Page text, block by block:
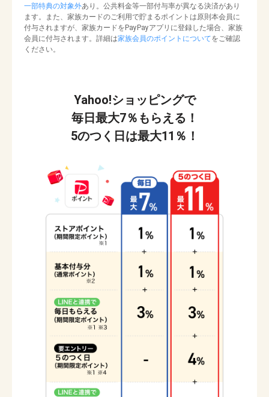
一部特典の対象外あり。公共料金等一部付与率が異なる決済があり
ます。また、家族カードのご利用で貯まるポイントは原則本会員に
付与されますが、家族カードをPayPayアプリに登録した場合、家族
会員に付与されます。詳細は家族会員のポイントについてをご確認
ください。
Yahoo!ショッピングで
毎日最大7％ もらえる！
5のつく日は最大11％ ！